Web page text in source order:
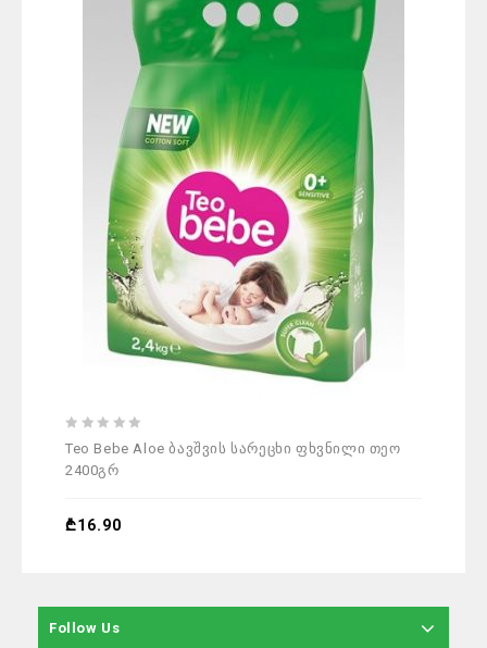
Teo Bebe Aloe ბავშვის სარეცხი ფხვნილი თეო
2400გრ
₾16.90
Follow Us